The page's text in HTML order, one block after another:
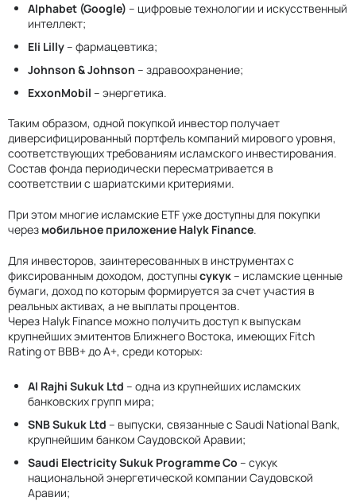
Alphabet (Google) – цифровые технологии и искусственный
интеллект;
Eli Lilly– фармацевтика;
Johnson & Johnson – здравоохранение;
ExxonMobil – энергетика.
Таким образом, одной покупкой инвестор получает
диверсифицированный портфель компаний мирового уровня,
соответствующих требованиям исламского инвестирования.
Состав фонда периодически пересматривается в
соответствии с шариатскими критериями.
При этом многие исламские ETF уже доступны для покупки
через мобильное приложение Halyk Finance.
Для инвесторов, заинтересованных в инструментах с
фиксированным доходом, доступнысукук– исламские ценные
бумаги, доход по которым формируется за счет участия в
реальных активах, а не выплаты процентов.
Через Halyk Finance можно получить доступ к выпускам
крупнейших эмитентов Ближнего Востока, имеющих Fitch
Rating от BBB+ до А+, среди которых:
Al Rajhi Sukuk Ltd – одна из крупнейших исламских
банковских групп мира;
SNB Sukuk Ltd – выпуски, связанные с Saudi National Bank,
крупнейшим банком Саудовской Аравии;
Saudi Electricity Sukuk Programme Co – сукук
национальной энергетической компании Саудовской
Аравии;